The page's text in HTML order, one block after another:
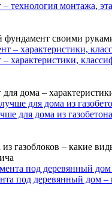
технология монтажа,
фундамент своими
характеристики,
дома –
для дома из
газоблоков – какие
под деревянный дом –